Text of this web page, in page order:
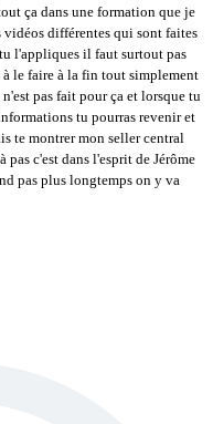
ça dans une formation que je
différentes qui sont faites
l'appliques il faut surtout pas
le faire à la fin tout simplement
pas fait pour ça et lorsque tu
tu pourras revenir et
te montrer mon seller central
pas c'est dans l'esprit de Jérôme
pas plus longtemps on y va